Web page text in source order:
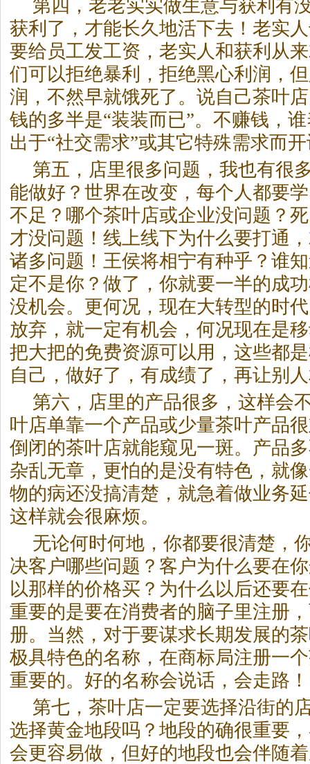
第四，老老实实做生意与获利有
获利了，才能长久地活下去！老实
要给员工发工资，老实人和获利从
们可以拒绝暴利，拒绝黑心利润，
润，不然早就饿死了。说自己茶叶
钱的多半是“装装而已”。不赚钱，
出于“社交需求”或其它特殊需求而
第五，店里很多问题，我也有很
能做好？世界在改变，每个人都要
不足？哪个茶叶店或企业没问题？
才没问题！线上线下为什么要打通
诸多问题！王侯将相宁有种乎？谁
定不是你？做了，你就要一半的成
没机会。更何况，现在大转型的时
放弃，就一定有机会，何况现在是
把大把的免费资源可以用，这些都
自己，做好了，有成绩了，再让别
第六，店里的产品很多，这样会
叶店单靠一个产品或少量茶叶产品
倒闭的茶叶店就能窥见一斑。产品
杂乱无章，更怕的是没有特色，就
物的病还没搞清楚，就急着做业务
这样就会很麻烦。
无论何时何地，你都要很清楚，
决客户哪些问题？客户为什么要在
以那样的价格买？为什么以后还要
重要的是要在消费者的脑子里注册
册。当然，对于要谋求长期发展的
极具特色的名称，在商标局注册一
重要的。好的名称会说话，会走路！
第七，茶叶店一定要选择沿街的
选择黄金地段吗？地段的确很重要
会更容易做，但好的地段也会伴随